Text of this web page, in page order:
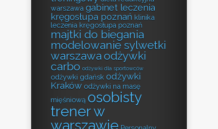
warszawa gabinet leczenia
kręgosłupa poznań klinika
leczenia kręgosłupa poznań
majtki do biegania
modelowanie sylwetki
warszawa odżywki
carbo odżywki dla sportowców
odżywki gdańsk odżywki
Kraków odżywki na masę
mięśniową osobisty
trener w
warszawie